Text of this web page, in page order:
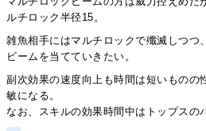
ルチロック半径15。
雑魚相手にはマルチロックで殲滅しつつ
ビームを当てていきたい。
副次効果の速度向上も時間は短いものの
敏になる。
なお、スキルの効果時間中はトップスの